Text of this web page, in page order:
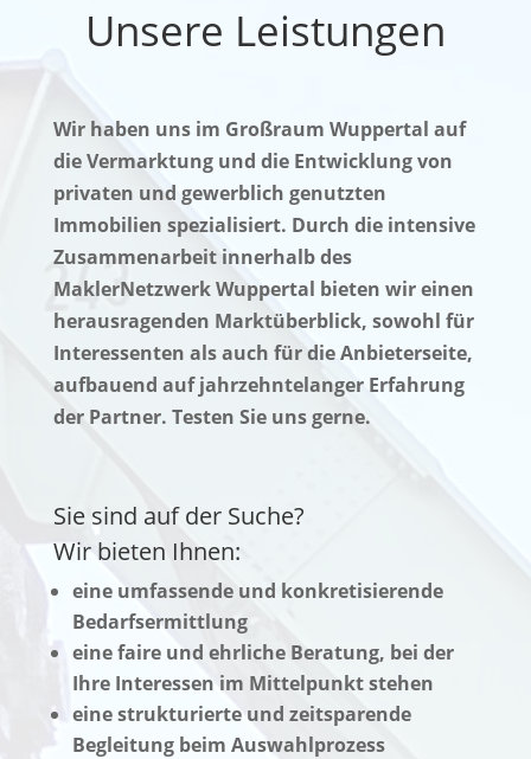
Unsere Leistungen
Wir haben uns im Großraum Wuppertal auf
die Vermarktung und die Entwicklung von
privaten und gewerblich genutzten
Immobilien spezialisiert. Durch die intensive
Zusammenarbeit innerhalb des
MaklerNetzwerk Wuppertal bieten wir einen
herausragenden Marktüberblick, sowohl für
Interessenten als auch für die Anbieterseite,
aufbauend auf jahrzehntelanger Erfahrung
der Partner. Testen Sie uns gerne.
Sie sind auf der Suche?
Wir bieten Ihnen:
eine umfassende und konkretisierende
Bedarfsermittlung
eine faire und ehrliche Beratung, bei der
Ihre Interessen im Mittelpunkt stehen
eine strukturierte und zeitsparende
Begleitung beim Auswahlprozess